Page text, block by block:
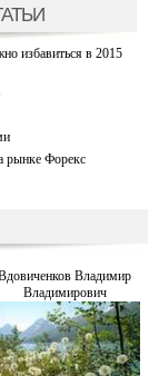
избавиться в 2015
рынке Форекс
Владимир
Владимирович